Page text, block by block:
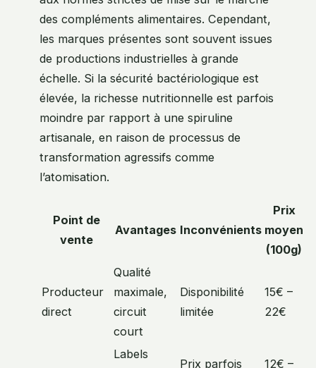
des compléments alimentaires. Cependant,
les marques présentes sont souvent issues
de productions industrielles à grande
échelle. Si la sécurité bactériologique est
élevée, la richesse nutritionnelle est parfois
moindre par rapport à une spiruline
artisanale, en raison de processus de
transformation agressifs comme
l’atomisation.
Point de
vente
Avantages Inconvénients
Prix
moyen
(100g)
Producteur
direct
Qualité
maximale,
circuit
court
Disponibilité
limitée
15€ –
22€
Labels
Prix parfois
12€ –